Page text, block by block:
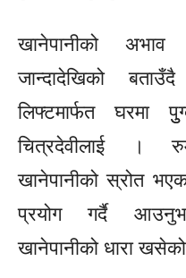
खानेपानीको
जान्दादेखिको
लिफ्टमार्फत घरमा
चित्रदेवीलाई ।
खानेपानीको स्रोत
प्रयोग गर्दै
खानेपानीको धारा